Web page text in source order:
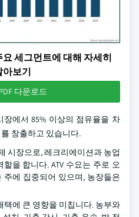
세그먼트에 대해 자세히
아보기
다운로드
에서 85% 이상의 점유율을 차
창출하고 있습니다.
시장으로, 레크리에이션과 농업
을 합니다. ATV 수요는 주로 오
에 집중되어 있으며, 농장들은
택에 큰 영향을 미칩니다. 농부와